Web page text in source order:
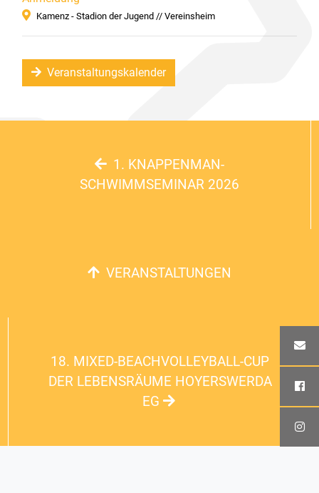
Kamenz - Stadion der Jugend // Vereinsheim
Veranstaltungskalender
1. KNAPPENMAN-
SCHWIMMSEMINAR 2026
VERANSTALTUNGEN
18. MIXED-BEACHVOLLEYBALL-CUP
DER LEBENSRÄUME HOYERSWERDA
EG